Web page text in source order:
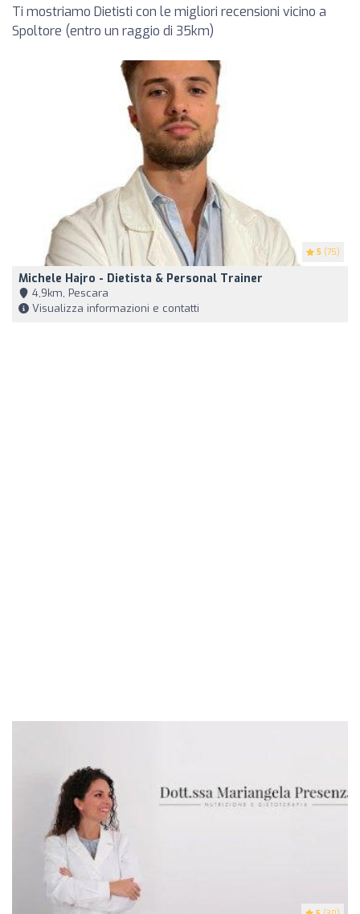
Ti mostriamo Dietisti con le migliori recensioni vicino a
Spoltore (entro un raggio di 35km)
5 (75)
Michele Hajro - Dietista & Personal Trainer
4,9km, Pescara
Visualizza informazioni e contatti